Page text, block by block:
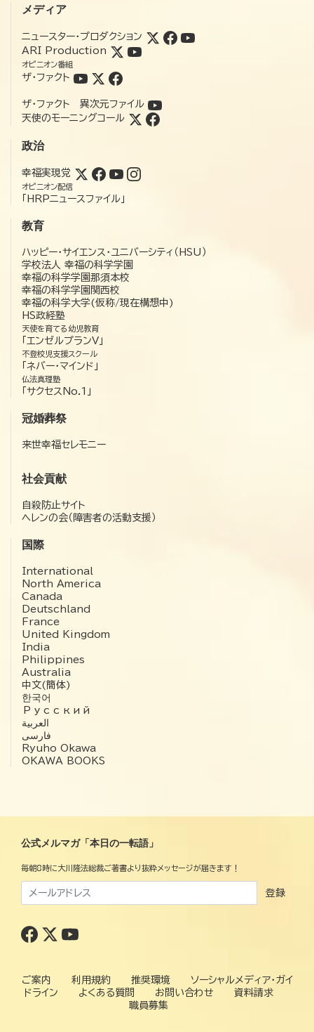
メディア
ニュースター・プロダクション
ARI Production
オピニオン番組
ザ・ファクト
ザ・ファクト 異次元ファイル
天使のモーニングコール
政治
幸福実現党
オピニオン配信
「HRPニュースファイル」
教育
ハッピー・サイエンス・ユニバーシティ（HSU）
学校法人 幸福の科学学園
幸福の科学学園那須本校
幸福の科学学園関西校
幸福の科学大学(仮称/現在構想中)
HS政経塾
天使を育てる幼児教育
「エンゼルプランV」
不登校児支援スクール
「ネバー・マインド」
仏法真理塾
「サクセスNo.1」
冠婚葬祭
来世幸福セレモニー
社会貢献
自殺防止サイト
ヘレンの会（障害者の活動支援）
国際
International
North America
Canada
Deutschland
France
United Kingdom
India
Philippines
Australia
中文(簡体)
한국어
Русский
العربية‏
فارسی
Ryuho Okawa
OKAWA BOOKS
公式メルマガ「本日の一転語」
毎朝8時に大川隆法総裁ご著書より抜粋メッセージが届きます！
登録
ご案内 利用規約 推奨環境
ソーシャルメディア・ガイ
ドライン
よくある質問 お問い合わせ
資料請求
職員募集